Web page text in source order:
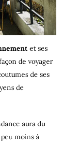
et ses
de voyager
de ses
de
aura du
moins à